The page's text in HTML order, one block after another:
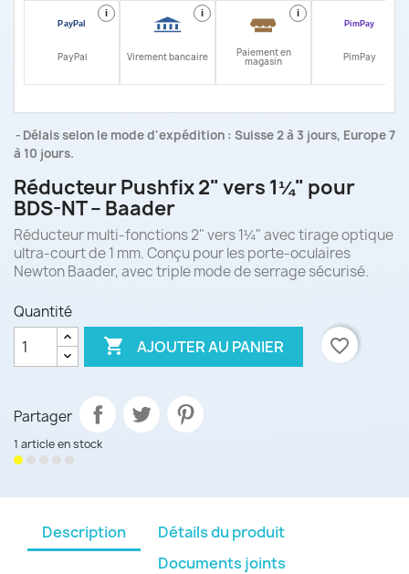
i
PayPal
i
Virement bancaire
i
Paiement en
magasin PimPay
Délais selon le mode d'expédition : Suisse 2 à 3 jours, Europe 7
à 10 jours.
Réducteur Pushfix 2" vers 1¼" pour
BDS-NT – Baader
Réducteur multi-fonctions 2" vers 1¼" avec tirage optique
ultra-court de 1 mm. Conçu pour les porte-oculaires
Newton Baader, avec triple mode de serrage sécurisé.
Quantité
 AJOUTER AU PANIER favorite_border
Partager
1 article en stock
Description
Détails du produit
Documents joints